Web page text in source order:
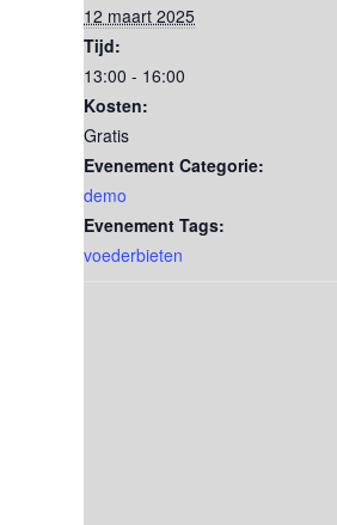
12 maart 2025
Tijd:
13:00 - 16:00
Kosten:
Gratis
Evenement Categorie:
demo
Evenement Tags:
voederbieten